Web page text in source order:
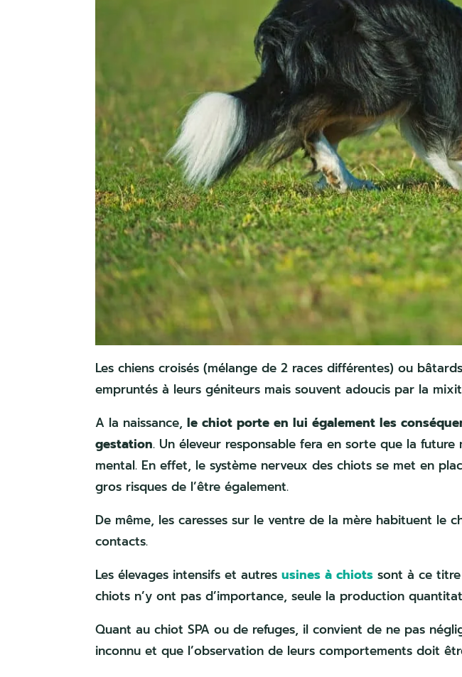
Les chiens croisés (mélange de 2 races différentes) ou
empruntés à leurs géniteurs mais souvent adoucis par la
A la naissance,le chiot porte en lui également les
gestation. Un éleveur responsable fera en sorte que la
mental. En effet, le système nerveux des chiots se met en
gros risques de l’être également.
De même, les caresses sur le ventre de la mère habituent
contacts.
Les élevages intensifs et autresusines à chiots sont à ce titre
chiots n’y ont pas d’importance, seule la production
Quant au chiot SPA ou de refuges, il convient de ne pas
inconnu et que l’observation de leurs comportements doit